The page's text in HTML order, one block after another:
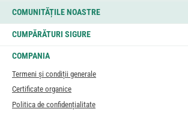
COMUNITĂȚILE NOASTRE
CUMPĂRĂTURI SIGURE
COMPANIA
Termeni și condiții generale
Certificate organice
Politica de confidențialitate